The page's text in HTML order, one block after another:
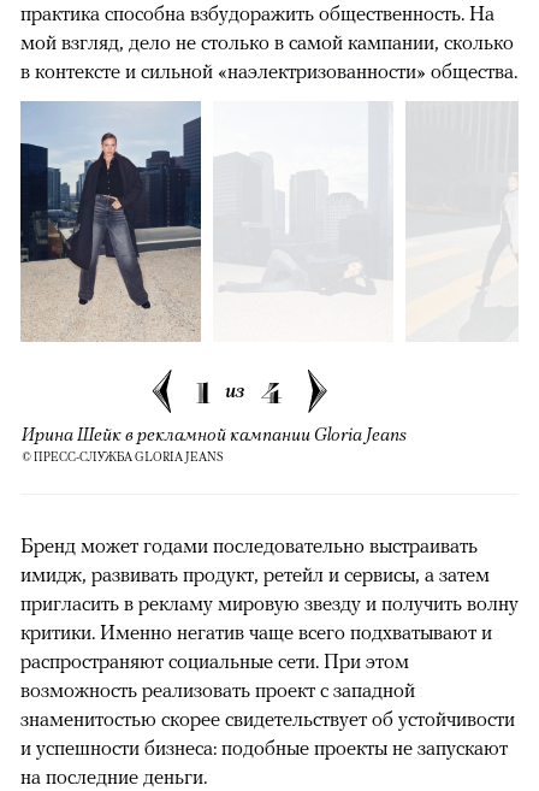
практика способна взбудоражить общественность. На
мой взгляд, дело не столько в самой кампании, сколько
в контексте и сильной «наэлектризованности» общества.
1 из 4
Ирина Шейк в рекламной кампании Gloria Jeans
© ПРЕСС-СЛУЖБА GLORIA JEANS
Бренд может годами последовательно выстраивать
имидж, развивать продукт, ретейл и сервисы, а затем
пригласить в рекламу мировую звезду и получить волну
критики. Именно негатив чаще всего подхватывают и
распространяют социальные сети. При этом
возможность реализовать проект с западной
знаменитостью скорее свидетельствует об устойчивости
и успешности бизнеса: подобные проекты не запускают
на последние деньги.